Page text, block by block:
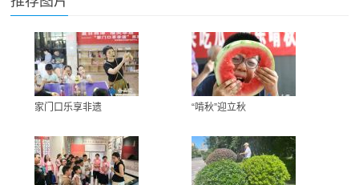
家门口乐享非遗 “啃秋”迎立秋